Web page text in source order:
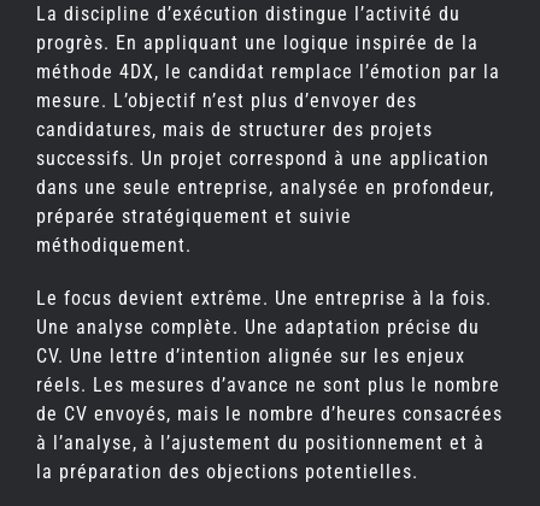
La discipline d’exécution distingue l’activité du
progrès. En appliquant une logique inspirée de la
méthode 4DX, le candidat remplace l’émotion par la
mesure. L’objectif n’est plus d’envoyer des
candidatures, mais de structurer des projets
successifs. Un projet correspond à une application
dans une seule entreprise, analysée en profondeur,
préparée stratégiquement et suivie
méthodiquement.
Le focus devient extrême. Une entreprise à la fois.
Une analyse complète. Une adaptation précise du
CV. Une lettre d’intention alignée sur les enjeux
réels. Les mesures d’avance ne sont plus le nombre
de CV envoyés, mais le nombre d’heures consacrées
à l’analyse, à l’ajustement du positionnement et à
la préparation des objections potentielles.